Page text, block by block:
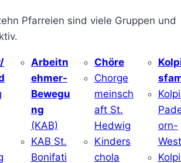
Pfarreien sind viele Gruppen und
Arbeitn
ehmer-
Bewegu
ng
(KAB)
KAB St.
Bonifati
Chöre
Chorge
meinsch
aft St.
Hedwig
Kinders
chola
orn-
West